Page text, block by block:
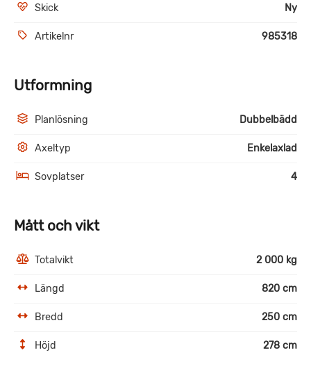
Skick Ny
Artikelnr 985318
Utformning
Planlösning Dubbelbädd
Axeltyp Enkelaxlad
Sovplatser 4
Mått och vikt
Totalvikt 2 000 kg
Längd 820 cm
Bredd 250 cm
Höjd 278 cm